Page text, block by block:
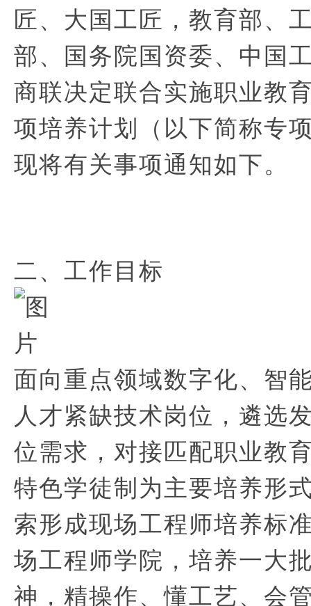
匠、大国工匠，教育部、
部、国务院国资委、中国
商联决定联合实施职业教
项培养计划（以下简称专
现将有关事项通知如下。
二、工作目标
面向重点领域数字化、智
人才紧缺技术岗位，遴选
位需求，对接匹配职业教
特色学徒制为主要培养形
索形成现场工程师培养标
场工程师学院，培养一大
神，精操作、懂工艺、会